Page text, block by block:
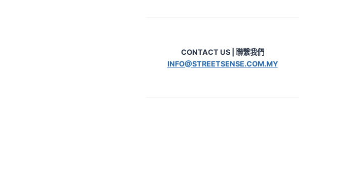
CONTACT US | 聯繫我們
INFO@STREETSENSE.COM.MY